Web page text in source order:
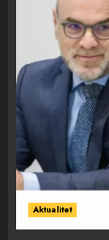
Aktualitet